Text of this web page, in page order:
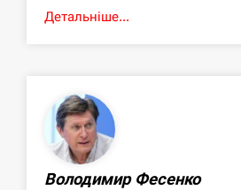
Детальніше...
Володимир Фесенко